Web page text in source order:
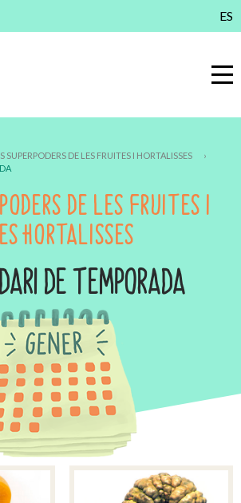
ES
SUPERPODERS DE LES FRUITES I HORTALISSES
›
DE LES FRUITES I
HORTALISSES
DE TEMPORADA